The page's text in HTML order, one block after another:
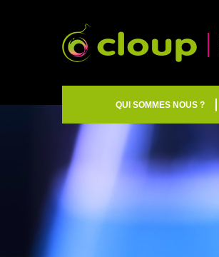
QUI SOMMES NOUS ?